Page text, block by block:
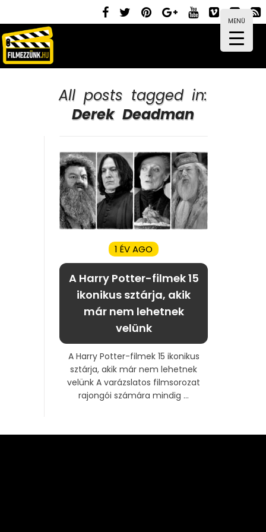
MENÜ
All posts tagged in:
Derek Deadman
1 ÉV AGO
A Harry Potter-filmek 15
ikonikus sztárja, akik
már nem lehetnek
velünk
A Harry Potter-filmek 15 ikonikus
sztárja, akik már nem lehetnek
velünk A varázslatos filmsorozat
rajongói számára mindig ...